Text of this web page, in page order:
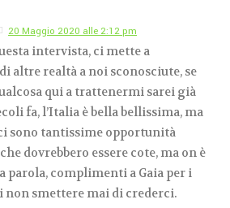
20 Maggio 2020 alle 2:12 pm
intervista, ci mette a
altre realtà a noi sconosciute, se
qui a trattenermi sarei già
fa, l’Italia è bella bellissima, ma
sono tantissime opportunità
dovrebbero essere cote, ma on è
parola, complimenti a Gaia per i
non smettere mai di crederci.